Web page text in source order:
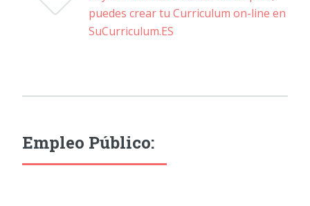
puedes crear tu Curriculum on-line en
SuCurriculum.ES
Empleo Público: